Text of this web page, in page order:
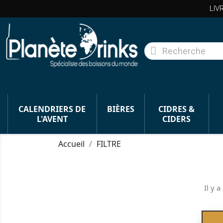
CALENDRIERS DE
L'AVENT
BIÈRES
CIDRES &
CIDERS
Accueil FILTRE
Il y a